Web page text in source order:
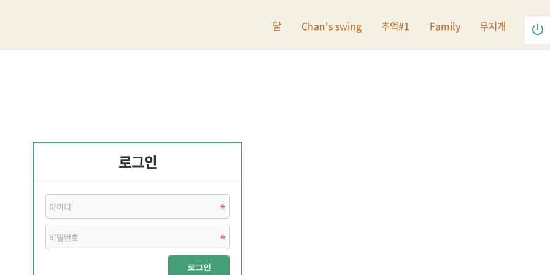
달 Chan's swing 추억#1 Family 무지개 power_settings_new
로그인
로그인